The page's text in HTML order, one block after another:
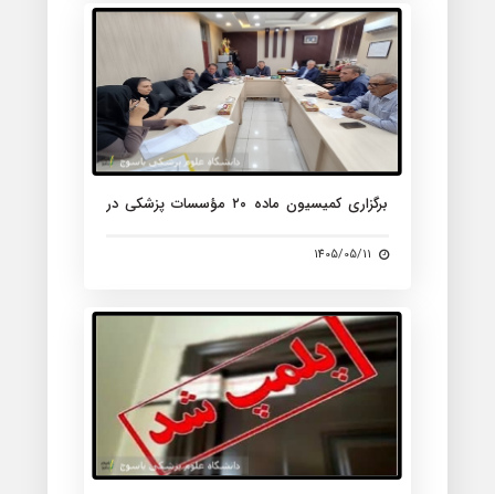
برگزاری کمیسیون ماده ۲۰ مؤسسات پزشکی در
1405/05/11